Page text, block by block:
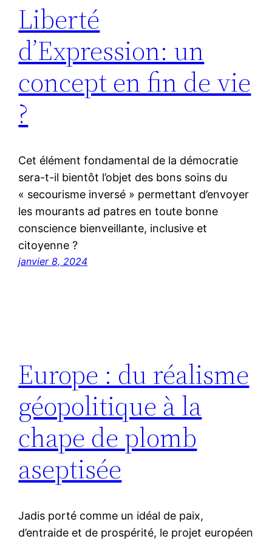
Liberté
d’Expression: un
concept en fin de vie
?
Cet élément fondamental de la démocratie
sera-t-il bientôt l’objet des bons soins du
« secourisme inversé » permettant d’envoyer
les mourants ad patres en toute bonne
conscience bienveillante, inclusive et
citoyenne ?
janvier 8, 2024
Europe : du réalisme
géopolitique à la
chape de plomb
aseptisée
Jadis porté comme un idéal de paix,
d’entraide et de prospérité, le projet européen